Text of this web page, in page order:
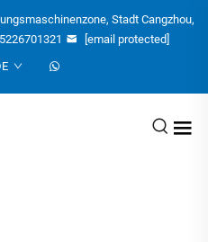
Stadt Cangzhou,
[email protected]